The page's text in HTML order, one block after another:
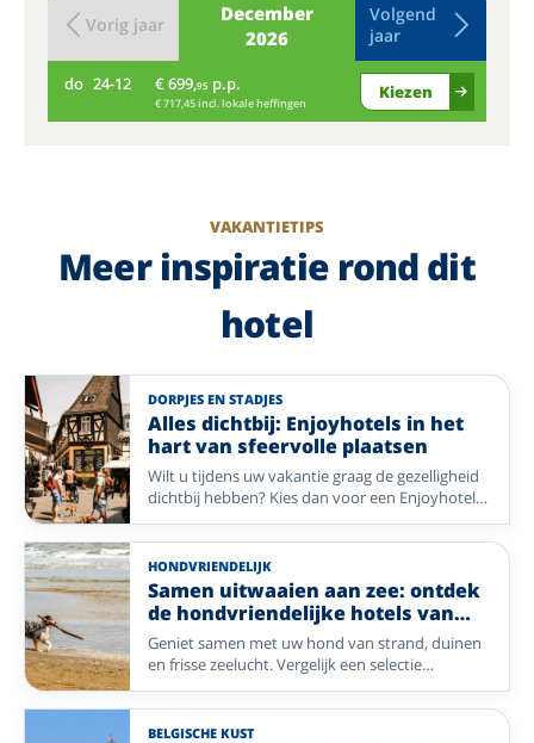
December
2026
Vorig jaar
Volgend
jaar
do 24-12 € 699,95 p.p.
€ 717,45 incl. lokale heffingen
Kiezen
VAKANTIETIPS
Meer inspiratie rond dit
hotel
DORPJES EN STADJES
Alles dichtbij: Enjoyhotels in het
hart van sfeervolle plaatsen
Wilt u tijdens uw vakantie graag de gezelligheid
dichtbij hebben? Kies dan voor een Enjoyhotel
in of nabij het centrum. Van historische pleinen
en sfeervolle winkelstraten tot gezellige
dorpskernen: stap de deur uit en ontdek direct
de charme van uw vakantiebestemming. Geniet
van comfort, gastvrijheid en alle mooie plekken
die op loopafstand liggen.
HONDVRIENDELIJK
Samen uitwaaien aan zee: ontdek
de hondvriendelijke hotels van
Enjoyhotels
Geniet samen met uw hond van strand, duinen
en frisse zeelucht. Vergelijk een selectie
hondvriendelijke Enjoyhotels op de
Waddeneilanden, aan de Nederlandse kust en in
Blankenberge.
BELGISCHE KUST